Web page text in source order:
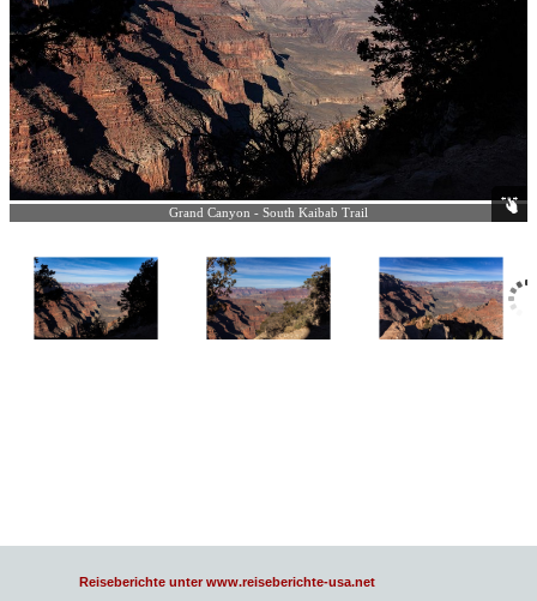
Grand Canyon - South Kaibab Trail
Reiseberichte unter www.reiseberichte-usa.net